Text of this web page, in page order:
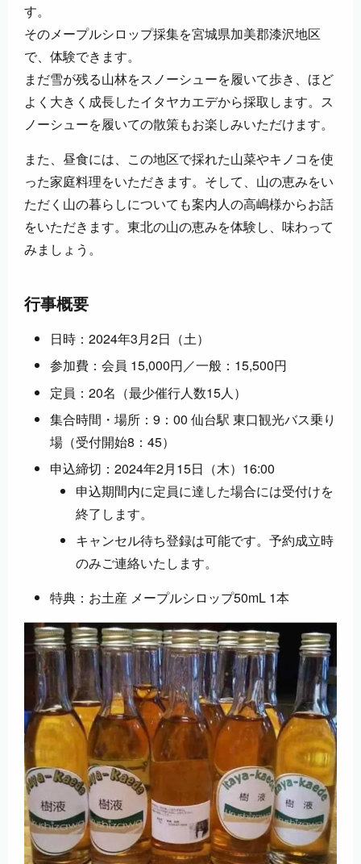
す。
そのメープルシロップ採集を宮城県加美郡漆沢地区
で、体験できます。
まだ雪が残る山林をスノーシューを履いて歩き、ほど
よく大きく成長したイタヤカエデから採取します。ス
ノーシューを履いての散策もお楽しみいただけます。
また、昼食には、この地区で採れた山菜やキノコを使
った家庭料理をいただきます。そして、山の恵みをい
ただく山の暮らしについても案内人の高嶋様からお話
をいただきます。東北の山の恵みを体験し、味わって
みましょう。
行事概要
日時：2024年3月2日（土）
参加費：会員 15,000円／一般：15,500円
定員：20名（最少催行人数15人）
集合時間・場所：9：00 仙台駅 東口観光バス乗り
場（受付開始8：45）
申込締切：2024年2月15日（木）16:00
申込期間内に定員に達した場合には受付けを
終了します。
キャンセル待ち登録は可能です。予約成立時
のみご連絡いたします。
特典：お土産 メープルシロップ50mL 1本